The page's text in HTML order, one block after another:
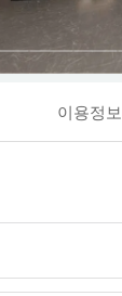
이용정보